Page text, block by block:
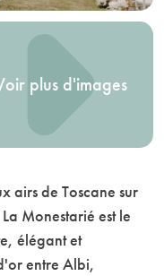
plus d'images
airs de Toscane sur
Monestarié est le
élégant et
entre Albi,